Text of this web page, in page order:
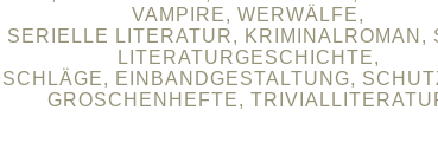
VAMPIRE, WERWÄLFE,
SERIELLE LITERATUR, KRIMINALROMAN,
LITERATURGESCHICHTE,
EINBANDGESTALTUNG,
GROSCHENHEFTE,